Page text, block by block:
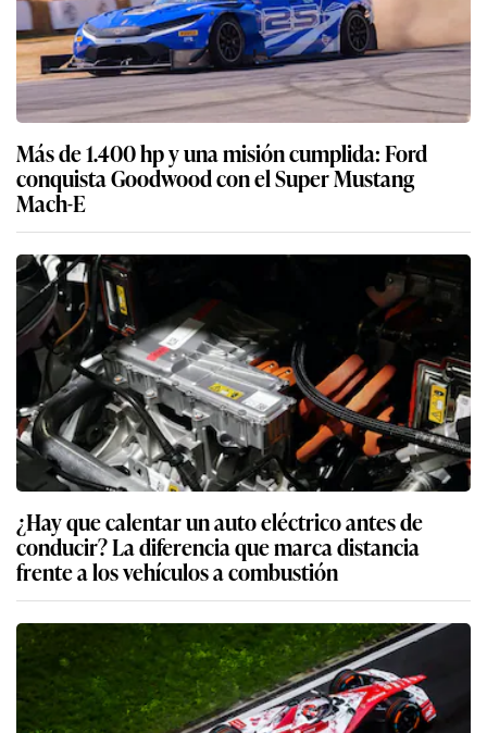
Más de 1.400 hp y una misión cumplida: Ford
conquista Goodwood con el Super Mustang
Mach-E
¿Hay que calentar un auto eléctrico antes de
conducir? La diferencia que marca distancia
frente a los vehículos a combustión